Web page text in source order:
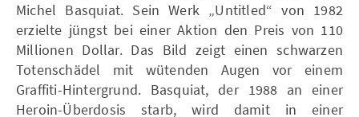
Michel Basquiat. Sein Werk „Untitled“ von 1982
erzielte jüngst bei einer Aktion den Preis von 110
Millionen Dollar. Das Bild zeigt einen schwarzen
Totenschädel mit wütenden Augen vor einem
Graffiti-Hintergrund. Basquiat, der 1988 an einer
Heroin-Überdosis starb, wird damit in einer